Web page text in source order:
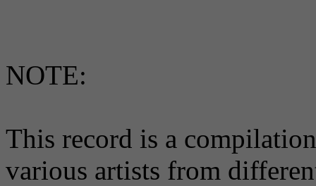
NOTE:
This record is a
various artists from